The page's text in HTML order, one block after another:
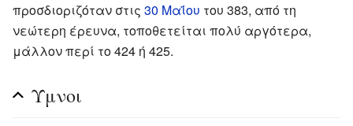
προσδιοριζόταν στις 30 Μαΐου του 383, από τη
νεώτερη έρευνα, τοποθετείται πολύ αργότερα,
μάλλον περί το 424 ή 425.
Ύμνοι